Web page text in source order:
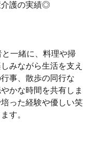
介護の実績◎
一緒に、料理や掃
みながら生活を支え
事、散歩の同行な
かな時間を共有しま
った経験や優しい笑
す。